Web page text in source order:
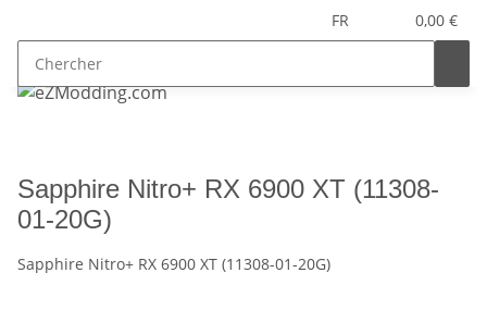
FR 0,00 €
Sapphire Nitro+ RX 6900 XT (11308-
01-20G)
Sapphire Nitro+ RX 6900 XT (11308-01-20G)